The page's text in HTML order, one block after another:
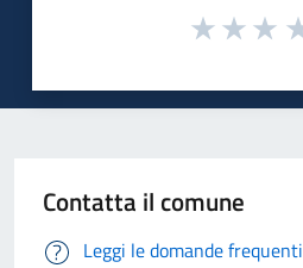
Contatta il comune
Leggi le domande frequenti